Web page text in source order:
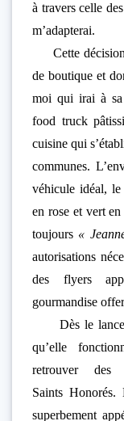
à travers celle
m’adapterai.
Cette décision
de boutique et
moi qui irai à sa
food truck
cuisine qui
communes.
véhicule idéal,
en rose et vert
toujours «
autorisations
des flyers
gourmandise
Dès le
qu’elle
retrouver des
Saints
superbement